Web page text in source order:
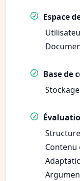
Espace
Base de
Stockage
Contenu